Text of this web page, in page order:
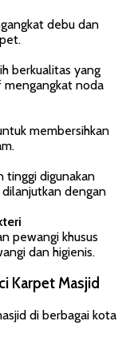
debu dan
berkualitas yang
mengangkat noda
membersihkan
tinggi digunakan
dengan
pewangi khusus
dan higienis.
Karpet Masjid
di berbagai kota